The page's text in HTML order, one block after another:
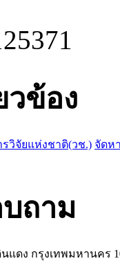
วข้อง
วิจัยแห่งชาติ(วช.) จัดห
ถาม
แดง กรุงเทพมหานคร